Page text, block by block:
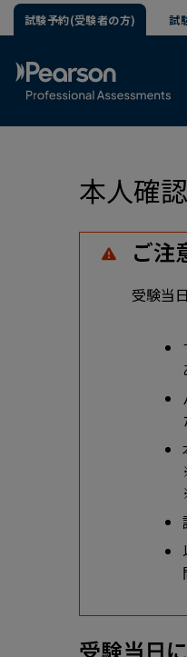
試験予約(受験者の方) 試
本人確
ご注
受験当
受験当日